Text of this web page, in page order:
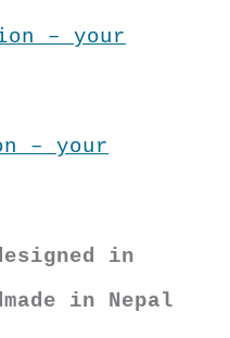
– your
in
in Nepal